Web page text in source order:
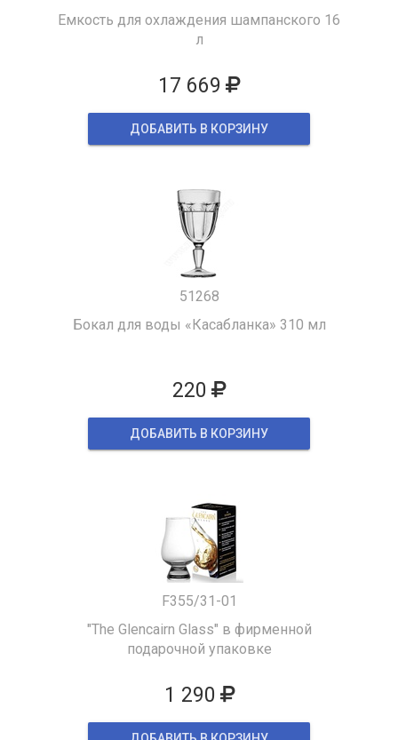
Емкость для охлаждения шампанского 16
л
17 669
ДОБАВИТЬ В КОРЗИНУ
51268
Бокал для воды «Касабланка» 310 мл
220
ДОБАВИТЬ В КОРЗИНУ
F355/31-01
"The Glencairn Glass" в фирменной
подарочной упаковке
1 290